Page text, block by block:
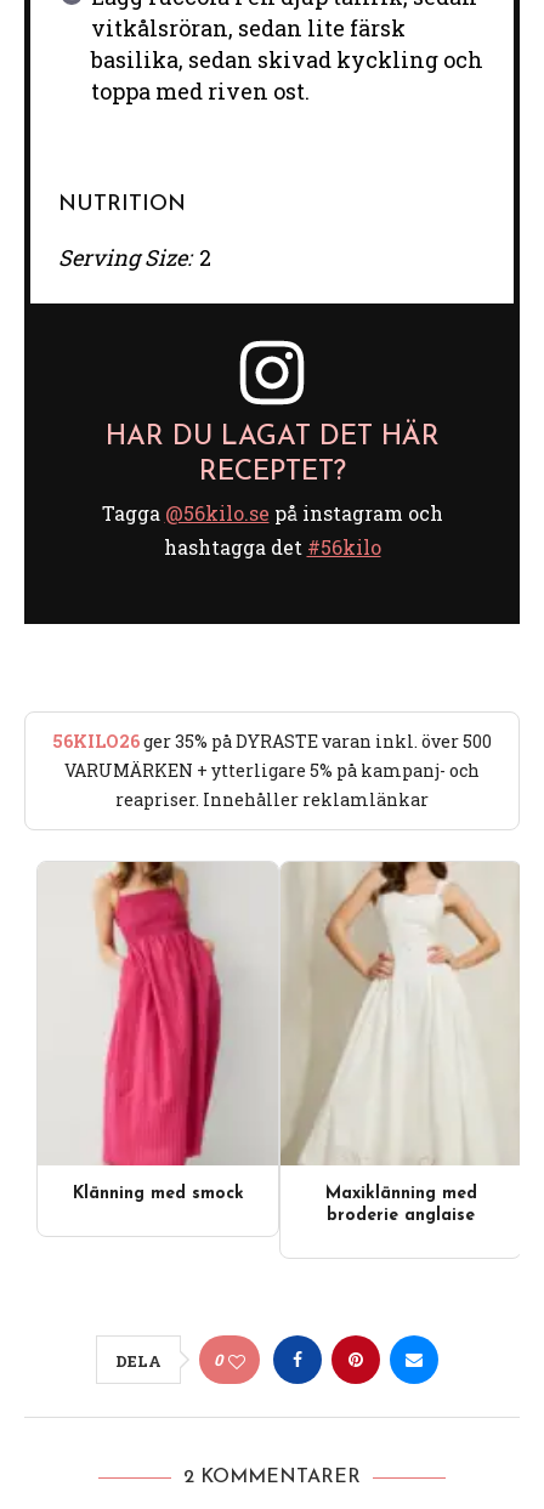
vitkålsröran, sedan lite färsk
basilika, sedan skivad kyckling och
toppa med riven ost.
NUTRITION
Serving Size: 2
HAR DU LAGAT DET HÄR
RECEPTET?
Tagga @56kilo.se på instagram och
hashtagga det #56kilo
56KILO26ger 35% på DYRASTE varan inkl. över 500
VARUMÄRKEN + ytterligare 5% på kampanj- och
reapriser. Innehåller reklamlänkar
Klänning med smock
Maxiklänning med
broderie anglaise
DELA 0
2 KOMMENTARER